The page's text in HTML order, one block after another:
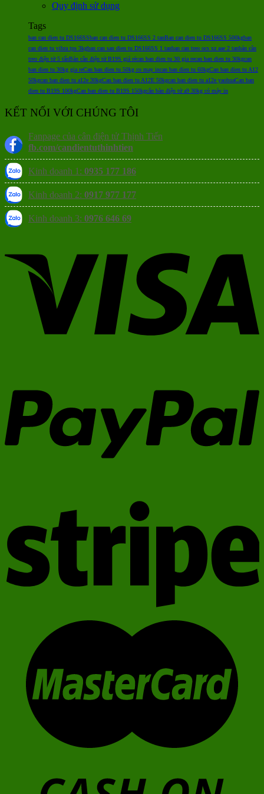
Quy định sử dụng
Tags
ban can dien tu DS166SSban can dien tu DS166SS 2 tanBan can dien tu DS166SS 500kgban
can dien tu vibra tps 3kgban can san dien tu DS166SS 1 tanban can treo ocs xz aae 2 tanbán cân
treo điện tử 5 tấnBán cân điện tử B19S giá rẻcan ban dien tu 30 gia recan ban dien tu 30kgcan
ban dien tu 30kg gia reCan ban dien tu 50kg co may incan ban dien tu 60kgCan ban dien tu A12
50kgcan ban dien tu a12e 30kgCan ban dien tu A12E 50kgcan ban dien tu a12e yaohuaCan ban
dien tu B19S 100kgCan ban dien tu B19S 150kgcân bàn điện tử a9 30kg có máy in
KẾT NỐI VỚI CHÚNG TÔI
Fanpage của cân điện tử Thịnh Tiến
fb.com/candientuthinhtien
Kinh doanh 1: 0935 177 186
Kinh doanh 2: 0917 977 177
Kinh doanh 3: 0976 646 69